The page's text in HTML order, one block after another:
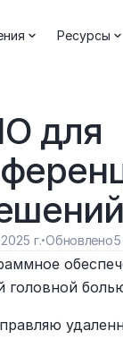
Ресурсы
для
г.·Обновлено5
головной